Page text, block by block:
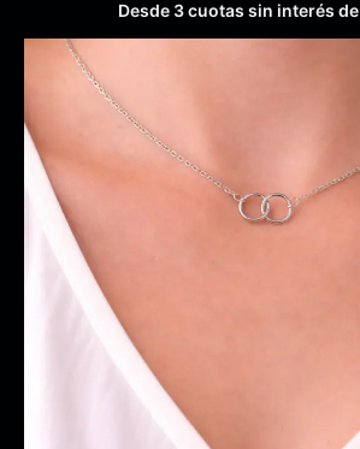
Desde 3 cuotas sin interés de